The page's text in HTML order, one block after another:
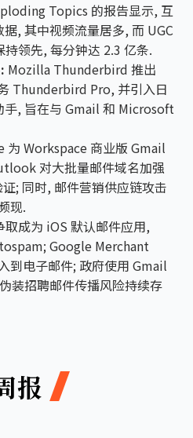
Topics 的报告显示, 互
, 其中视频流量居多, 而 UGC
领先, 每分钟达 2.3 亿条.
Mozilla Thunderbird 推出
Thunderbird Pro, 并引入日
手, 旨在与 Gmail 和 Microsoft
为 Workspace 商业版 Gmail
对大批量邮件域名加强
证; 同时, 邮件营销供应链攻击
现.
取成为 iOS 默认邮件应用,
Google Merchant
到电子邮件; 政府使用 Gmail
装招聘邮件传播风险持续存
报